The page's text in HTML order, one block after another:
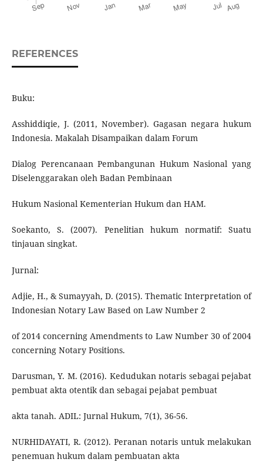
REFERENCES
Buku:
Asshiddiqie, J. (2011, November). Gagasan negara hukum
Indonesia. Makalah Disampaikan dalam Forum
Dialog Perencanaan Pembangunan Hukum Nasional yang
Diselenggarakan oleh Badan Pembinaan
Hukum Nasional Kementerian Hukum dan HAM.
Soekanto, S. (2007). Penelitian hukum normatif: Suatu
tinjauan singkat.
Jurnal:
Adjie, H., & Sumayyah, D. (2015). Thematic Interpretation of
Indonesian Notary Law Based on Law Number 2
of 2014 concerning Amendments to Law Number 30 of 2004
concerning Notary Positions.
Darusman, Y. M. (2016). Kedudukan notaris sebagai pejabat
pembuat akta otentik dan sebagai pejabat pembuat
akta tanah. ADIL: Jurnal Hukum, 7(1), 36-56.
NURHIDAYATI, R. (2012). Peranan notaris untuk melakukan
penemuan hukum dalam pembuatan akta